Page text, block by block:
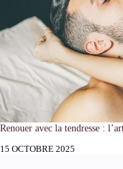
Renouer avec la tendresse :
15 OCTOBRE 2025